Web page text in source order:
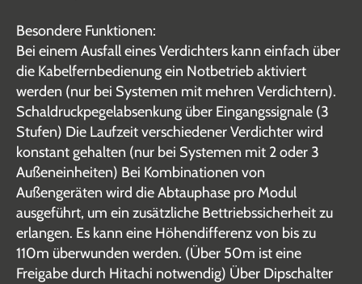
Besondere Funktionen:
Bei einem Ausfall eines Verdichters kann einfach über
die Kabelfernbedienung ein Notbetrieb aktiviert
werden (nur bei Systemen mit mehren Verdichtern).
Schaldruckpegelabsenkung über Eingangssignale (3
Stufen) Die Laufzeit verschiedener Verdichter wird
konstant gehalten (nur bei Systemen mit 2 oder 3
Außeneinheiten) Bei Kombinationen von
Außengeräten wird die Abtauphase pro Modul
ausgeführt, um ein zusätzliche Bettriebssicherheit zu
erlangen. Es kann eine Höhendifferenz von bis zu
110m überwunden werden. (Über 50m ist eine
Freigabe durch Hitachi notwendig) Über Dipschalter